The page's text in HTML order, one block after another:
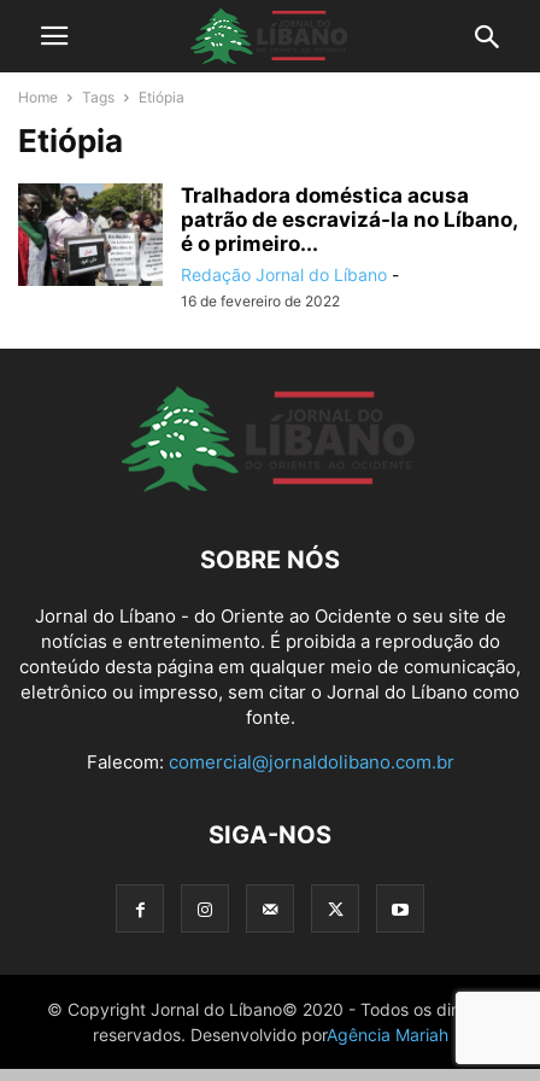
Home Tags Etiópia
Etiópia
Tralhadora doméstica acusa
patrão de escravizá-la no Líbano,
é o primeiro...
Redação Jornal do Líbano -
16 de fevereiro de 2022
SOBRE NÓS
Jornal do Líbano - do Oriente ao Ocidente o seu site de
notícias e entretenimento. É proibida a reprodução do
conteúdo desta página em qualquer meio de comunicação,
eletrônico ou impresso, sem citar o Jornal do Líbano como
fonte.
Falecom: comercial@jornaldolibano.com.br
SIGA-NOS
© Copyright Jornal do Líbano© 2020 - Todos os direitos
reservados. Desenvolvido porAgência Mariah